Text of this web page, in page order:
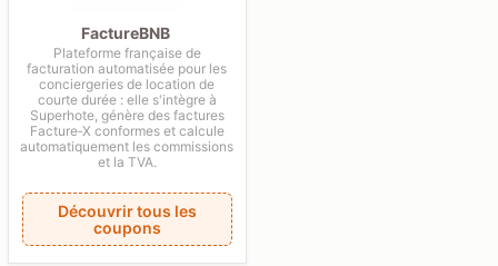
FactureBNB
Plateforme française de
facturation automatisée pour les
conciergeries de location de
courte durée : elle s'intègre à
Superhote, génère des factures
Facture‑X conformes et calcule
automatiquement les commissions
et la TVA.
Découvrir tous les
coupons